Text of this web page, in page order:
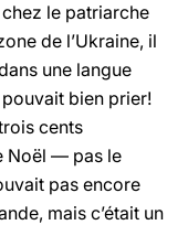
le patriarche
de l’Ukraine, il
une langue
bien prier!
cents
Noël — pas le
pas encore
mais c’était un